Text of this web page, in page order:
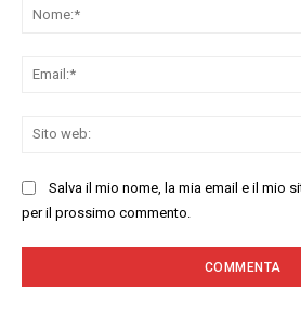
Salva il mio nome, la mia email e il mio
per il prossimo commento.